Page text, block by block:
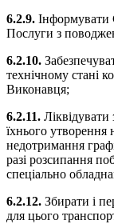
6.2.9. Інформувати
Послуги з
6.2.10.
технічному стані
Виконавця;
6.2.11. Ліквідувати
їхнього
недотримання
разі розсипання
спеціально
6.2.12. Збирати і
для цього